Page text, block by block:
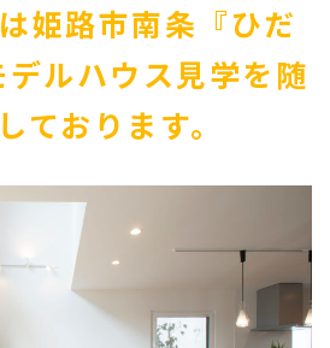
姫路市南条『ひだ
デルハウス見学を随
ております。